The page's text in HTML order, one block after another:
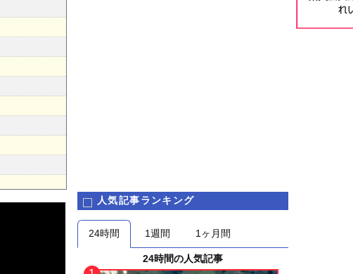
人気記事ランキング
24時間 1週間 1ヶ月間
24時間の人気記事